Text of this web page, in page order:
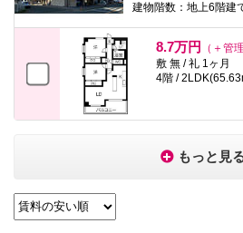
建物階数：地上6階建
8.7万円
（＋管
敷 無 / 礼 1ヶ月
4階 /
もっと見